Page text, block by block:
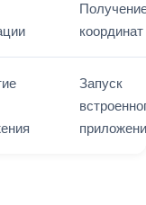
координат
Запуск